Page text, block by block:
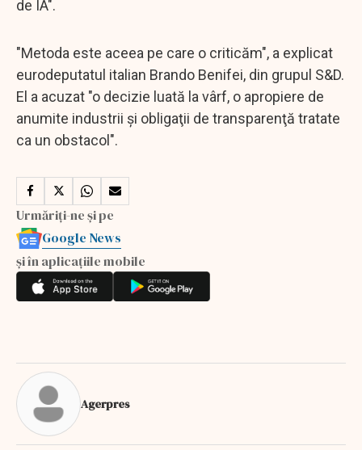
de IA".
"Metoda este aceea pe care o criticăm", a explicat
eurodeputatul italian Brando Benifei, din grupul S&D.
El a acuzat "o decizie luată la vârf, o apropiere de
anumite industrii şi obligaţii de transparenţă tratate
ca un obstacol".
Urmăriți-ne și pe
Google News
și în aplicațiile mobile
Agerpres